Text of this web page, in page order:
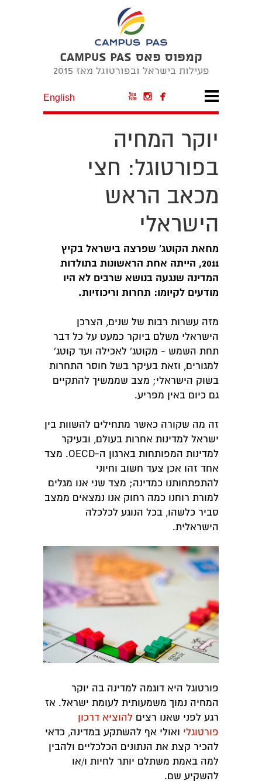
קמפוס פאס CAMPUS PAS
פעילות בישראל ובפורטוגל מאז 2015
English 


יוקר המחיה
בפורטוגל: חצי
מכאב הראש
הישראלי
מחאת הקוטג' שפרצה בישראל בקיץ
2011, הייתה אחת הראשונות בתולדות
המדינה שנגעה בנושא שרבים לא היו
מודעים לקיומו: תחרות וריכוזיות.
מזה עשרות רבות של שנים, הצרכן
הישראלי משלם ביוקר כמעט על כל דבר
תחת השמש - מקוטג' לאכילה ועד קוטג'
למגורים, וזאת בעיקר בשל חוסר התחרות
בשוק הישראלי; מצב שממשיך להתקיים
גם כיום באין מפריע.
זה מה שקורה כאשר מתחילים להשוות בין
ישראל למדינות אחרות בעולם, ובעיקר
למדינות המפותחות בארגון ה-OECD. מצד
אחד זהו אכן צעד חשוב וחיוני
להתפתחותנו כמדינה; מצד שני אנו מגלים
למורת רוחנו כמה רחוק אנו נמצאים ממצב
סביר כלשהו, בכל הנוגע לכלכלה
הישראלית.
פורטוגל היא דוגמה למדינה בה יוקר
המחיה נמוך משמעותית לעומת ישראל. אז
רגע לפני שאנו רצים להוציא דרכון
פורטוגלי ואולי אף להשתקע במדינה, כדאי
להכיר קצת את הנתונים הכלכליים ולהבין
למה באמת משתלם יותר לחיות ו/או
להשקיע שם.